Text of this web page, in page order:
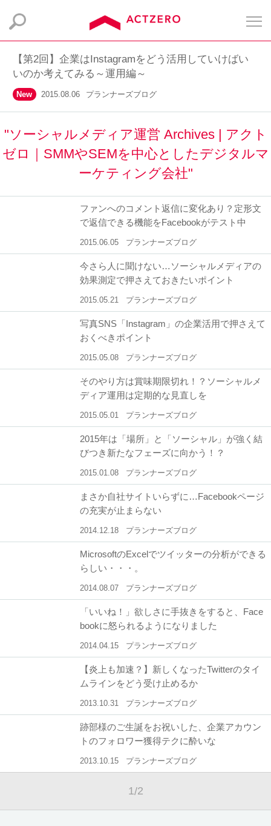
【第2回】企業はInstagramをどう活用していけばい
いのか考えてみる～運用編～
New 2015.08.06 プランナーズブログ
"ソーシャルメディア運営 Archives | アクト
ゼロ｜SMMやSEMを中心としたデジタルマ
ーケティング会社"
ファンへのコメント返信に変化あり？定形文
で返信できる機能をFacebookがテスト中
2015.06.05 プランナーズブログ
今さら人に聞けない…ソーシャルメディアの
効果測定で押さえておきたいポイント
2015.05.21 プランナーズブログ
写真SNS「Instagram」の企業活用で押さえて
おくべきポイント
2015.05.08 プランナーズブログ
そのやり方は賞味期限切れ！？ソーシャルメ
ディア運用は定期的な見直しを
2015.05.01 プランナーズブログ
2015年は「場所」と「ソーシャル」が強く結
びつき新たなフェーズに向かう！？
2015.01.08 プランナーズブログ
まさか自社サイトいらずに…Facebookページ
の充実が止まらない
2014.12.18 プランナーズブログ
MicrosoftのExcelでツイッターの分析ができる
らしい・・・。
2014.08.07 プランナーズブログ
「いいね！」欲しさに手抜きをすると、Face
bookに怒られるようになりました
2014.04.15 プランナーズブログ
【炎上も加速？】新しくなったTwitterのタイ
ムラインをどう受け止めるか
2013.10.31 プランナーズブログ
跡部様のご生誕をお祝いした、企業アカウン
トのフォロワー獲得テクに酔いな
2013.10.15 プランナーズブログ
1/2